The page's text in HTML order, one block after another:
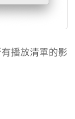
播放清單的影